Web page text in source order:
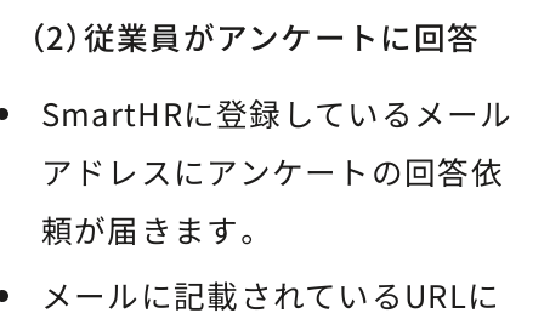
（2）従業員がアンケートに回答
SmartHRに登録しているメール
アドレスにアンケートの回答依
頼が届きます。
メールに記載されているURLに